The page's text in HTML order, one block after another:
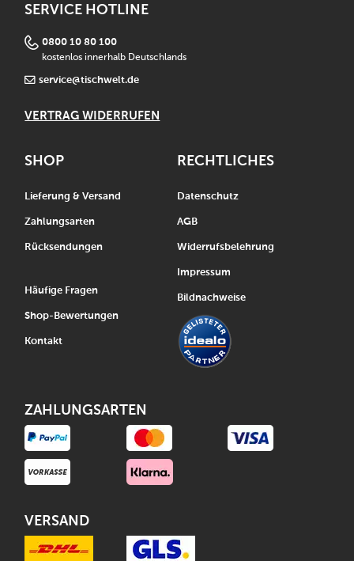
SERVICE HOTLINE
0800 10 80 100
kostenlos innerhalb Deutschlands
service@tischwelt.de
VERTRAG WIDERRUFEN
SHOP
Lieferung & Versand
Zahlungsarten
Rücksendungen
Häufige Fragen
Shop-Bewertungen
Kontakt
RECHTLICHES
Datenschutz
AGB
Widerrufsbelehrung
Impressum
Bildnachweise
ZAHLUNGSARTEN
VERSAND